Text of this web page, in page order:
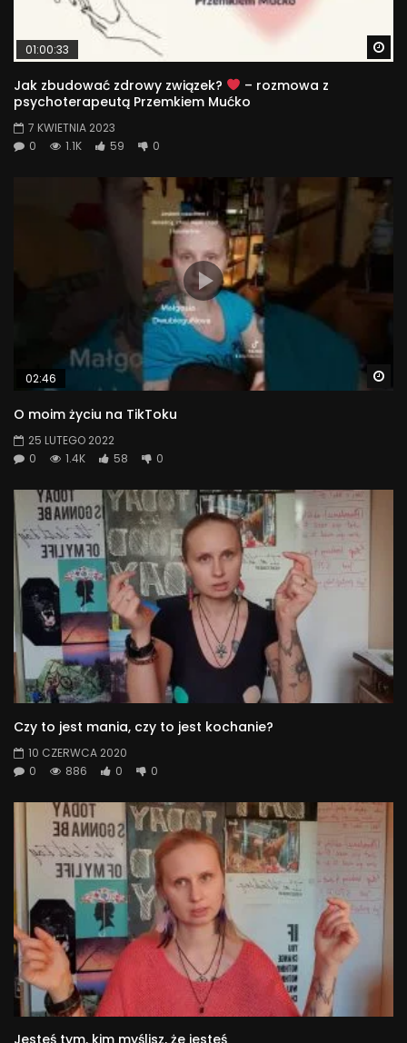
01:00:33
Jak zbudować zdrowy związek?
– rozmowa z
psychoterapeutą Przemkiem Mućko
7 KWIETNIA 2023
0
1.1K 59 0
02:46
O moim życiu na TikToku
25 LUTEGO 2022
0
1.4K 58 0
Czy to jest mania, czy to jest kochanie?
10 CZERWCA 2020
0
886 0 0
Jesteś tym, kim myślisz, że jesteś